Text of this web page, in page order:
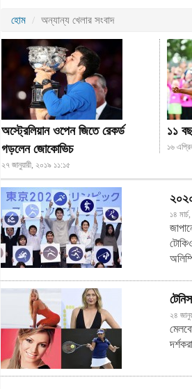
হোম অন্যান্য খেলার সংবাদ
অস্ট্রেলিয়ান ওপেন জিতে রেকর্ড
গড়লেন জোকোভিচ
২৭ জানুয়ারী, ২০১৯ ১১:১৫
১১
১৬
১৪
২৪